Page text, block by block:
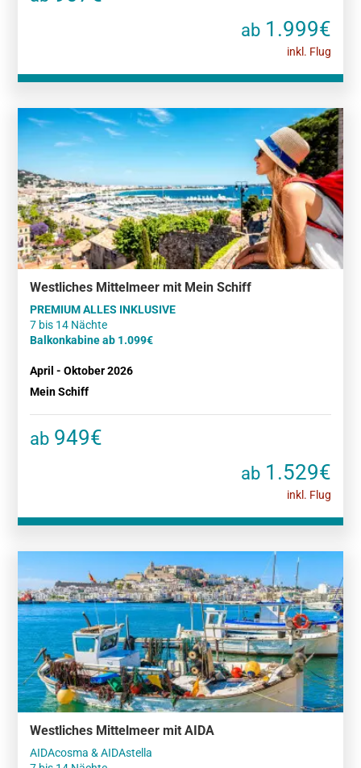
ab1.999€
inkl. Flug
Westliches Mittelmeer mit Mein Schiff
PREMIUM ALLES INKLUSIVE
Balkonkabine ab 1.099€
April - Oktober 2026
Mein Schiff
ab 949€
ab1.529€
inkl. Flug
Westliches Mittelmeer mit AIDA
AIDAcosma & AIDAstella